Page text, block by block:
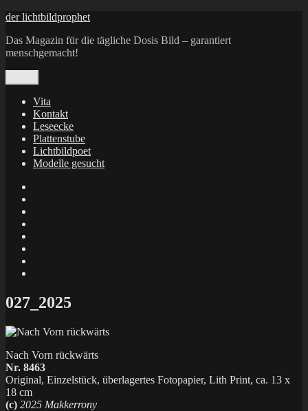
Zum
springen
der lichtbildprophet
Das Magazin für die tägliche Dosis Bild – garantiert
menschgemacht!
Vita
Kontakt
Leseecke
Plattenstube
Lichtbildpoet
Modelle gesucht
X
027_2025
Nach Vorn rückwärts
Nr. 8463
Original, Einzelstück, überlagertes Fotopapier, Lith Print, ca. 13 x
18 cm
(c) 2025 Makkerrony